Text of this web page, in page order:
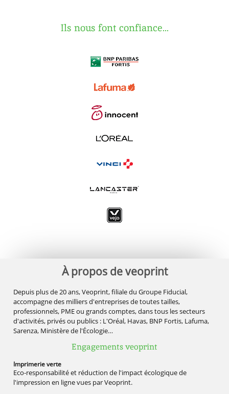
Ils nous font confiance...
À propos de veoprint
Depuis plus de 20 ans, Veoprint, filiale du Groupe Fiducial,
accompagne des milliers d'entreprises de toutes tailles,
professionnels, PME ou grands comptes, dans tous les secteurs
d'activités, privés ou publics : L'Oréal, Havas, BNP Fortis, Lafuma,
Sarenza, Ministère de l'Écologie…
Engagements veoprint
Imprimerieverte
Eco-responsabilité et réduction de l'impact écologique de
l'impression en ligne vues par Veoprint.